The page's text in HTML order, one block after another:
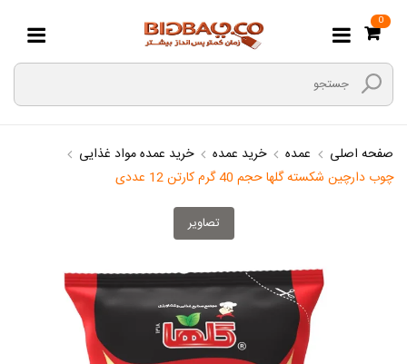
0
صفحه اصلی عمده خرید عمده
خرید عمده مواد غذایی
چوب دارچین شکسته گلها حجم 40 گرم کارتن 12 عددی
تصاویر